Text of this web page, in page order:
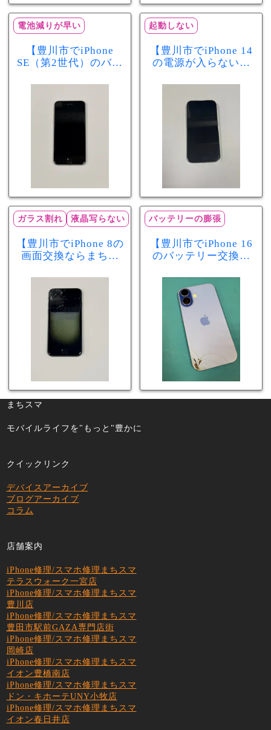
電池減りが早い
【豊川市でiPhone
SE（第2世代）のバッ
スマ豊川店】電池の
減りが早い症状も当
起動しない
【豊川市でiPhone 14
の電源が入らない修
店】バッテリー交換
で復旧するケースも
あります！
ガラス割れ 液晶写らない
【豊川市でiPhone 8の
画面交換ならまちス
れ・液晶不良も当日
60分で修理可能！
バッテリーの膨張
【豊川市でiPhone 16
のバッテリー交換な
少し膨張したバッテ
リーも当日90分で安
心修理！
まちスマ
モバイルライフを"もっと"豊かに
クイックリンク
デバイスアーカイブ
ブログアーカイブ
コラム
店舗案内
iPhone修理/スマホ修理まちスマ
テラスウォーク一宮店
iPhone修理/スマホ修理まちスマ
豊川店
iPhone修理/スマホ修理まちスマ
豊田市駅前GAZA専門店街
iPhone修理/スマホ修理まちスマ
岡崎店
iPhone修理/スマホ修理まちスマ
イオン豊橋南店
iPhone修理/スマホ修理まちスマ
ドン・キホーテUNY小牧店
iPhone修理/スマホ修理まちスマ
イオン春日井店